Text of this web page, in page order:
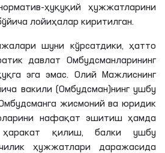
ҳуқуқий ҳужжатларини
лойиҳалар киритилган.
шуни кўрсатдики, ҳатто
давлат Омбудсманларининг
эга эмас. Олий Мажлиснинг
вакили (Омбудсман)нинг ушбу
жисмоний ва юридик
нафақат эшитиш ҳамда
ҳаракат қилиш, балки ушбу
ҳужжатлари даражасида